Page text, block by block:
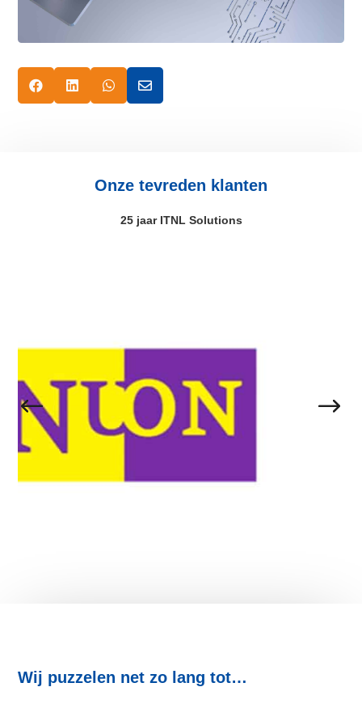
   
Onze tevreden klanten
25 jaar ITNL Solutions
Wij puzzelen net zo lang tot…